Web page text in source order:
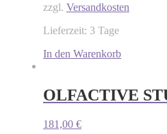
zzgl. Versandkosten
Lieferzeit: 3 Tage
In den Warenkorb
OLFACTIVE
181,00 €